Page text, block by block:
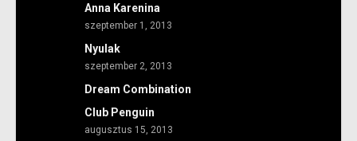
Anna Karenina
szeptember 1, 2013
Nyulak
szeptember 2, 2013
Dream Combination
Club Penguin
augusztus 15, 2013